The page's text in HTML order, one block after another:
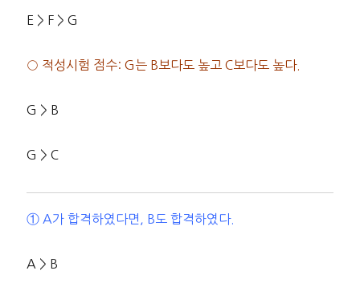
E > F > G
○ 적성시험 점수: G는 B보다도 높고 C보다도 높다.
G > B
G > C
① A가 합격하였다면, B도 합격하였다.
A > B